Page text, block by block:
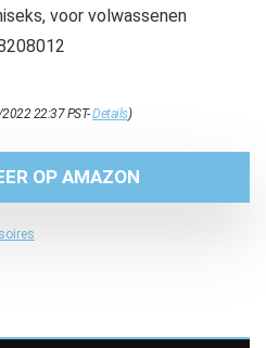
voor volwassenen
22:37 PST-Details)
OP AMAZON